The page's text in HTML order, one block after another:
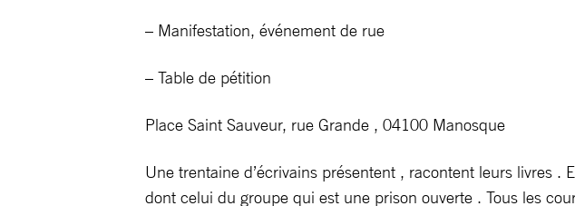
– Manifestation, événement de rue
– Table de pétition
Place Saint Sauveur, rue Grande , 04100 Manosque
Une trentaine d’écrivains présentent , racontent leurs livres .
dont celui du groupe qui est une prison ouverte . Tous les